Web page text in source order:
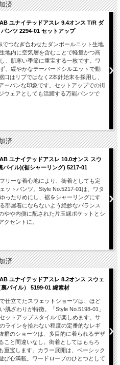
済
ユナイテッドアスレ 9.4オンス T/R ダ
ンツ 2294-01 セットアップ
でつなぎ合わせたダンボールニット生地
地内に空気層を含むことで軽量かつ高
、肌寒い季節に重宝する一枚です。ワ
、緩やかなテーパードシルエットで動
はリブではなく2本針始末を採用し、
ーバンな印象です。セットアップでの街
ウェアとしても活躍する万能パンツで
済
ユナイテッドアスレ 10.0オンス スウ
パイル)(裾シャーリング) 5217-01
リーな着心地により、街着としても定
ットパンツ。Style No.5217-01は、ワタ
ったりめにし、裾をシャーリングにす
部屋着にならないよう絶妙なバランス
やや内側に配された片玉縁ポケットとシ
クセントに。
済
ユナイテッドアスレ 8.2オンス スウェ
パイル） 5199-01 綿素材
仕立てたスウェットショーツは、ほど
肌ざわりが特徴。「Style No.5198-01」
ットアップスタイルで楽しめます。サ
ラインを拾わない程度の定番的なレギ
群のショーツは、多目的に着られるデザ
こと間違いなし。街着としてはもちろ
重宝します。カラー展開は、ベーシック
び心満載。ワードローブのひとつとして